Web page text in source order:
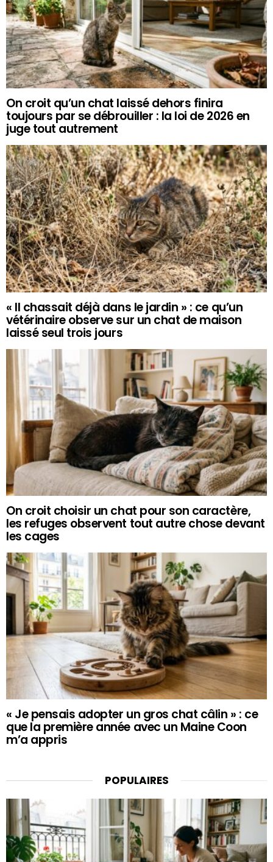
On croit qu’un chat laissé dehors finira
toujours par se débrouiller : la loi de 2026 en
juge tout autrement
« Il chassait déjà dans le jardin » : ce qu’un
vétérinaire observe sur un chat de maison
laissé seul trois jours
On croit choisir un chat pour son caractère,
les refuges observent tout autre chose devant
les cages
« Je pensais adopter un gros chat câlin » : ce
que la première année avec un Maine Coon
m’a appris
POPULAIRES